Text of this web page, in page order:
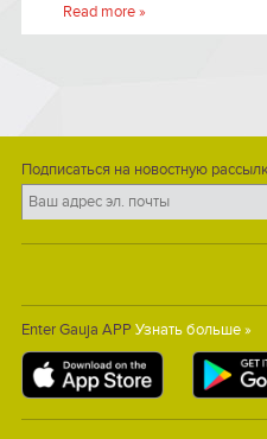
Read more »
Подписаться на новостную
Enter Gauja APP Узнать больше »